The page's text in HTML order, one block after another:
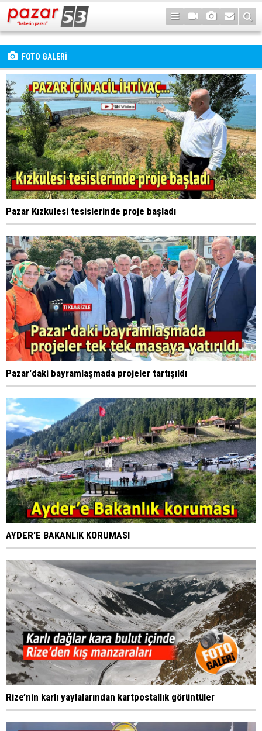
FOTO GALERİ
Pazar Kızkulesi tesislerinde proje başladı
Pazar'daki bayramlaşmada projeler tartışıldı
AYDER'E BAKANLIK KORUMASI
Rize’nin karlı yaylalarından kartpostallık görüntüler